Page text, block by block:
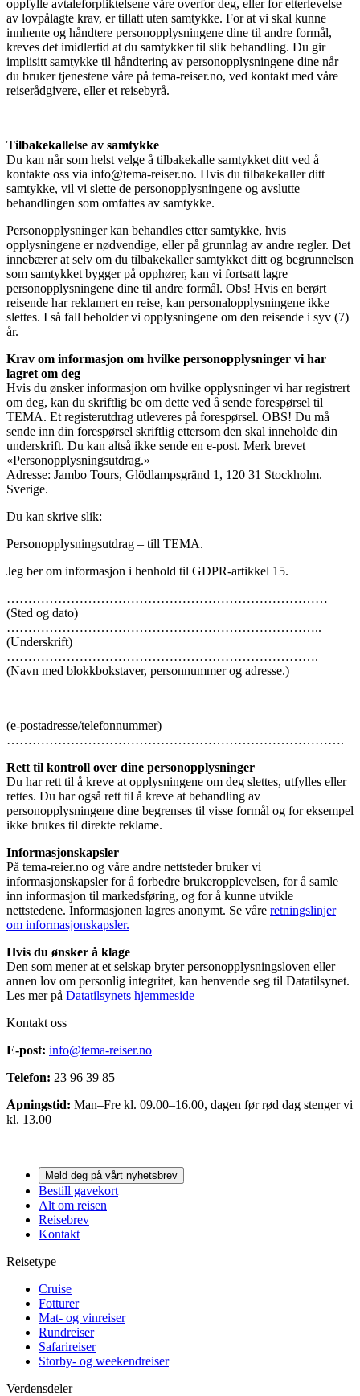
oppfylle avtaleforpliktelsene våre overfor deg, eller for etterlevelse
av lovpålagte krav, er tillatt uten samtykke. For at vi skal kunne
innhente og håndtere personopplysningene dine til andre formål,
kreves det imidlertid at du samtykker til slik behandling. Du gir
implisitt samtykke til håndtering av personopplysningene dine når
du bruker tjenestene våre på tema-reiser.no, ved kontakt med våre
reiserådgivere, eller et reisebyrå.
Tilbakekallelse av samtykke
Du kan når som helst velge å tilbakekalle samtykket ditt ved å
kontakte oss via info@tema-reiser.no. Hvis du tilbakekaller ditt
samtykke, vil vi slette de personopplysningene og avslutte
behandlingen som omfattes av samtykke.
Personopplysninger kan behandles etter samtykke, hvis
opplysningene er nødvendige, eller på grunnlag av andre regler. Det
innebærer at selv om du tilbakekaller samtykket ditt og begrunnelsen
som samtykket bygger på opphører, kan vi fortsatt lagre
personopplysningene dine til andre formål. Obs! Hvis en berørt
reisende har reklamert en reise, kan personalopplysningene ikke
slettes. I så fall beholder vi opplysningene om den reisende i syv (7)
år.
Krav om informasjon om hvilke personopplysninger vi har
lagret om deg
Hvis du ønsker informasjon om hvilke opplysninger vi har registrert
om deg, kan du skriftlig be om dette ved å sende forespørsel til
TEMA. Et registerutdrag utleveres på forespørsel. OBS! Du må
sende inn din forespørsel skriftlig ettersom den skal inneholde din
underskrift. Du kan altså ikke sende en e-post. Merk brevet
«Personopplysningsutdrag.»
Adresse: Jambo Tours, Glödlampsgränd 1, 120 31 Stockholm.
Sverige.
Du kan skrive slik:
Personopplysningsutdrag – till TEMA.
Jeg ber om informasjon i henhold til GDPR-artikkel 15.
…………………………………………………………………
(Sted og dato)
………………………………………………………………..
(Underskrift)
……………………………………………………………….
(Navn med blokkbokstaver, personnummer og adresse.)
(e-postadresse/telefonnummer)
…………………………………………………………………….
Rett til kontroll over dine personopplysninger
Du har rett til å kreve at opplysningene om deg slettes, utfylles eller
rettes. Du har også rett til å kreve at behandling av
personopplysningene dine begrenses til visse formål og for eksempel
ikke brukes til direkte reklame.
Informasjonskapsler
På tema-reier.no og våre andre nettsteder bruker vi
informasjonskapsler for å forbedre brukeropplevelsen, for å samle
inn informasjon til markedsføring, og for å kunne utvikle
nettstedene. Informasjonen lagres anonymt. Se våre retningslinjer
om informasjonskapsler.
Hvis du ønsker å klage
Den som mener at et selskap bryter personopplysningsloven eller
annen lov om personlig integritet, kan henvende seg til Datatilsynet.
Les mer på Datatilsynets hjemmeside
Kontakt oss
E-post: info@tema-reiser.no
Telefon: 23 96 39 85
Åpningstid: Man–Fre kl. 09.00–16.00, dagen før rød dag stenger vi
kl. 13.00
Meld deg på vårt nyhetsbrev
Bestill gavekort
Alt om reisen
Reisebrev
Kontakt
Reisetype
Cruise
Fotturer
Mat- og vinreiser
Rundreiser
Safarireiser
Storby- og weekendreiser
Verdensdeler